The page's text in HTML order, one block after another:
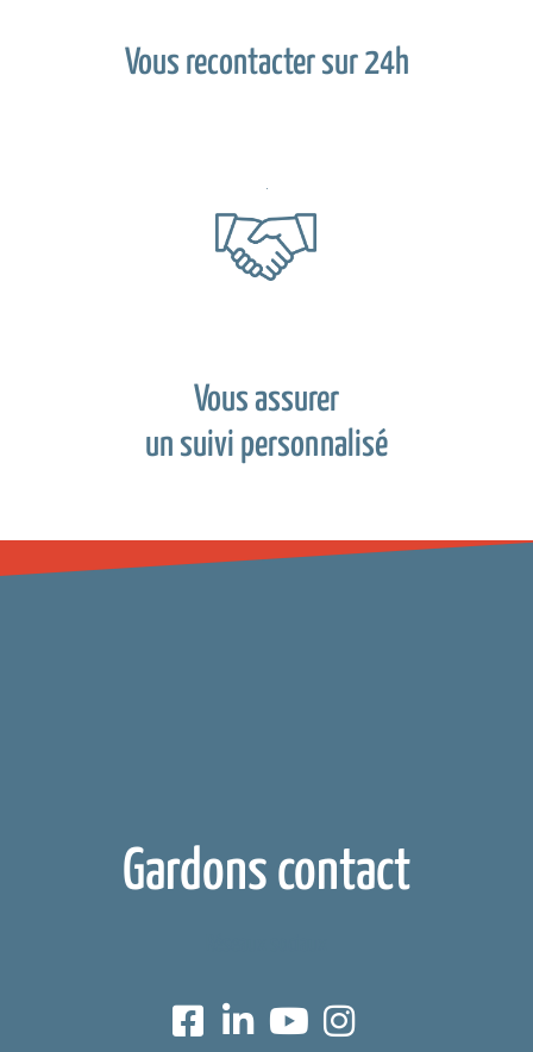
Vous recontacter sur 24h
Vous assurer
un suivi personnalisé
Gardons contact